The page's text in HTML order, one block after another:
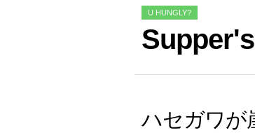
U HUNGLY?
ハセガワが